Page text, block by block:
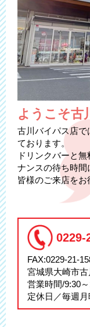
ようこそ古
古川バイパス店で
ております。
ドリンクバーと
ナンスの待ち時間
皆様のご来店をお
0229-
FAX:0229-21-
宮城県大崎市
営業時間/9:30
定休日／毎週